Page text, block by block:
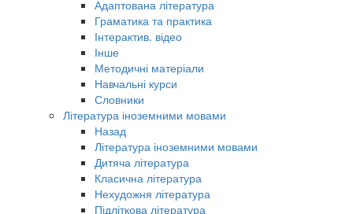
Адаптована література
Граматика та практика
Інтерактив. відео
Інше
Методичні матеріали
Навчальні курси
Словники
Література іноземними мовами
Назад
Література іноземними мовами
Дитяча література
Класична література
Нехудожня література
Підліткова література